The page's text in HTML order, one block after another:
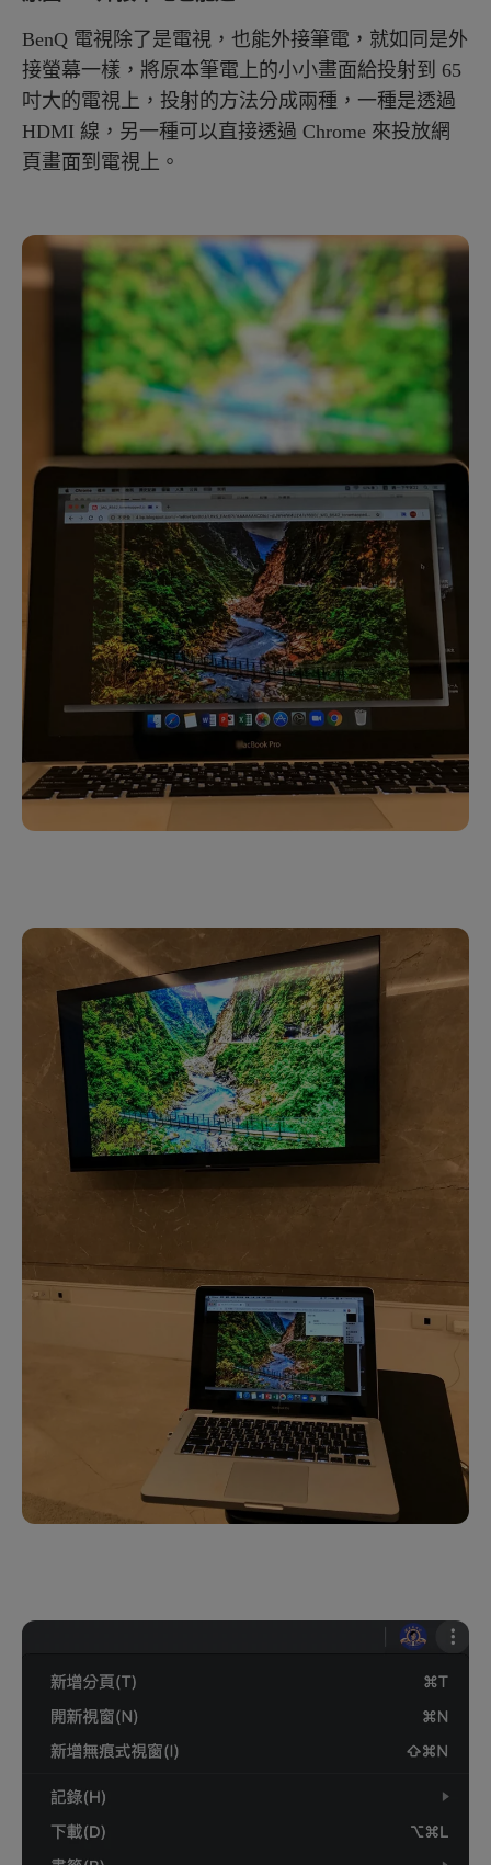
BenQ 電視除了是電視，也能外接筆電，就如同是外
接螢幕一樣，將原本筆電上的小小畫面給投射到 65
吋大的電視上，投射的方法分成兩種，一種是透過
HDMI 線，另一種可以直接透過 Chrome 來投放網
頁畫面到電視上。